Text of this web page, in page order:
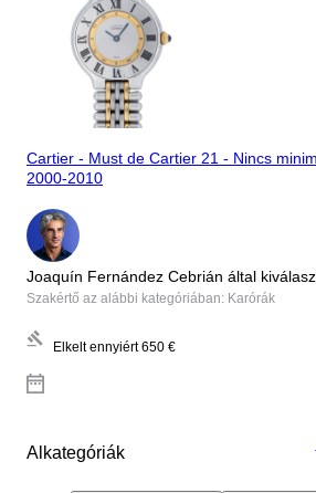
Cartier - Must de Cartier 21 - Nincs
2000-2010
Joaquín Fernández Cebrián által
Szakértő az alábbi kategóriában: Karórák
Elkelt ennyiért 650 €
Alkategóriák